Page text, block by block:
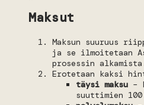
Maksut
Maksun suuruus
ja se ilmoitetaan
prosessin
Erotetaan kaksi
täysi maksu –
suuttimien